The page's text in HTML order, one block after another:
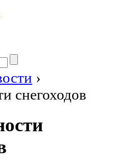
›
снегоходов